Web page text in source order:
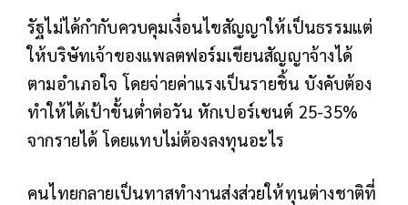
รัฐไม่ได้กำกับควบคุมเงื่อนไขสัญญาให้เป็นธรรมแต่
ให้บริษัทเจ้าของแพลตฟอร์มเขียนสัญญาจ้างได้
ตามอำเภอใจ โดยจ่ายค่าแรงเป็นรายชิ้น บังคับต้อง
ทำให้ได้เป้าขั้นต่ำต่อวัน หักเปอร์เซนต์ 25-35%
จากรายได้ โดยแทบไม่ต้องลงทุนอะไร
คนไทยกลายเป็นทาสทำงานส่งส่วยให้ทุนต่างชาติที่